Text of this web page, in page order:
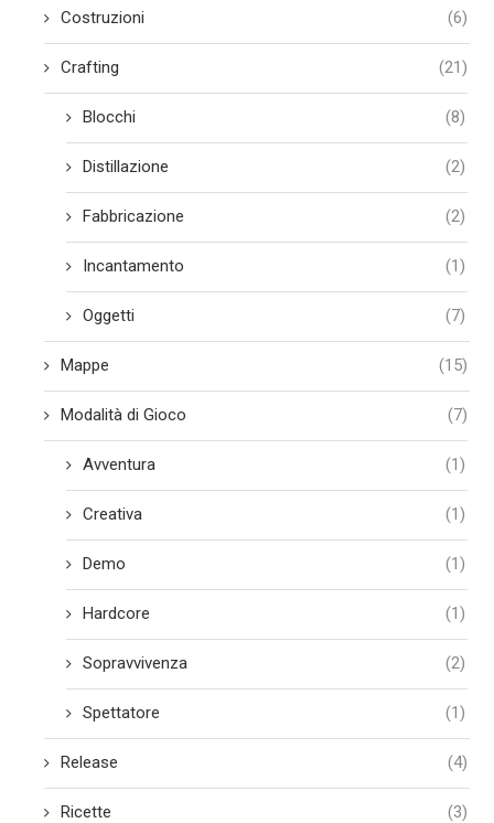
Costruzioni (6)
Crafting (21)
Blocchi (8)
Distillazione (2)
Fabbricazione (2)
Incantamento (1)
Oggetti (7)
Mappe (15)
Modalità di Gioco (7)
Avventura (1)
Creativa (1)
Demo (1)
Hardcore (1)
Sopravvivenza (2)
Spettatore (1)
Release (4)
Ricette (3)